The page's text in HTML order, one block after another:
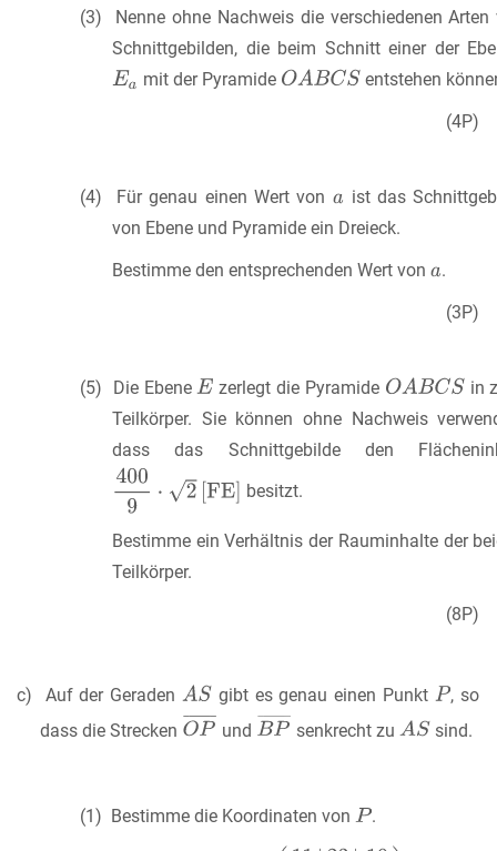
(3) Nenne ohne Nachweis die verschiedenen Arten
Schnittgebilden, die beim Schnitt einer der
mit der Pyramide
entstehen
(4P)
(4) Für genau einen Wert von
ist das
von Ebene und Pyramide ein Dreieck.
Bestimme den entsprechenden Wert von
.
(3P)
(5) Die Ebene zerlegt die Pyramide
in
Teilkörper. Sie können ohne Nachweis
dass das Schnittgebilde den
besitzt.
Bestimme ein Verhältnis der Rauminhalte der
Teilkörper.
(8P)
c) Auf der Geraden gibt es genau einen Punkt
, so
dass die Strecken
und senkrecht zu sind.
(1) Bestimme die Koordinaten von .